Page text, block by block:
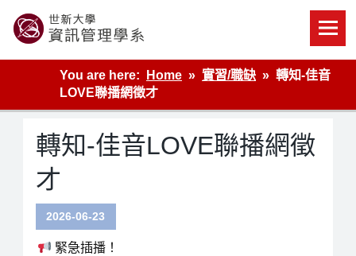
content
世新大學資管系網站
You are here:
Home 實習/職缺
轉知-佳音
LOVE聯播網徵才
轉知-佳音LOVE聯播網徵
才
2026-06-23
緊急插播！